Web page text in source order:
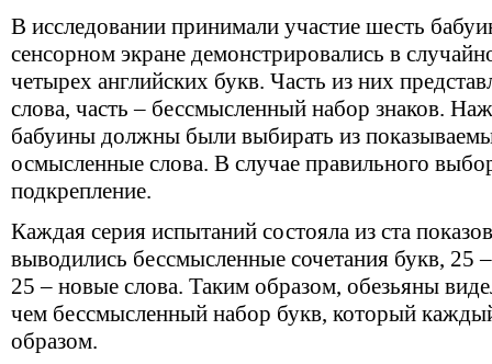
В исследовании принимали участие шесть
сенсорном экране демонстрировались в
четырех английских букв. Часть из них
слова, часть – бессмысленный набор знаков.
бабуины должны были выбирать из
осмысленные слова. В случае правильного
подкрепление.
Каждая серия испытаний состояла из ста
выводились бессмысленные сочетания букв,
25 – новые слова. Таким образом, обезьяны
чем бессмысленный набор букв, который
образом.